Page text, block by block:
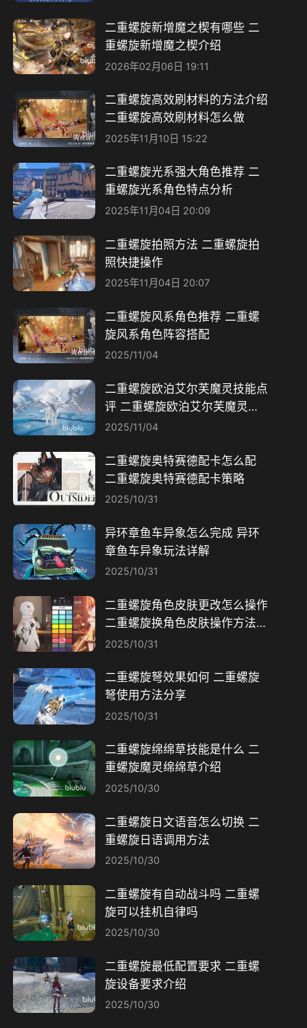
二重螺旋新增魔之楔有哪些 二
重螺旋新增魔之楔介绍
2026年02月06日 19:11
二重螺旋高效刷材料的方法介绍
二重螺旋高效刷材料怎么做
2025年11月10日 15:22
二重螺旋光系强大角色推荐 二
重螺旋光系角色特点分析
2025年11月04日 20:09
二重螺旋拍照方法 二重螺旋拍
照快捷操作
2025年11月04日 20:07
二重螺旋风系角色推荐 二重螺
旋风系角色阵容搭配
2025/11/04
二重螺旋欧泊艾尔芙魔灵技能点
评 二重螺旋欧泊艾尔芙魔灵如
何获取
2025/11/04
二重螺旋奥特赛德配卡怎么配
二重螺旋奥特赛德配卡策略
2025/10/31
异环章鱼车异象怎么完成 异环
章鱼车异象玩法详解
2025/10/31
二重螺旋角色皮肤更改怎么操作
二重螺旋换角色皮肤操作方法分
享
2025/10/31
二重螺旋弩效果如何 二重螺旋
弩使用方法分享
2025/10/31
二重螺旋绵绵草技能是什么 二
重螺旋魔灵绵绵草介绍
2025/10/30
二重螺旋日文语音怎么切换 二
重螺旋日语调用方法
2025/10/30
二重螺旋有自动战斗吗 二重螺
旋可以挂机自律吗
2025/10/30
二重螺旋最低配置要求 二重螺
旋设备要求介绍
2025/10/30